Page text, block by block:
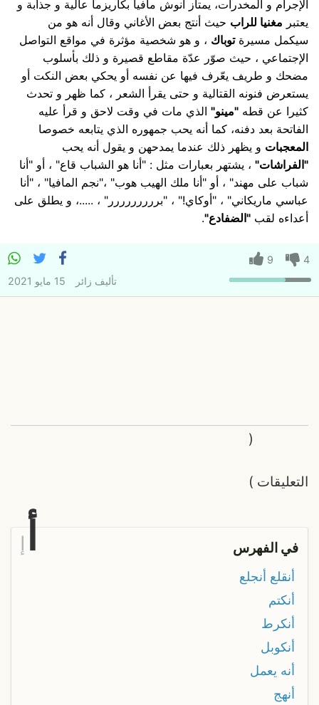
الإجرام و المخدرات، يمتاز أنوش مافيا بكاريزما عالية و جذابة و
يعتبر مغنيا للراب حيث أنتج بعض الأغاني وقال أنه هو من
سيكمل مسيرةتوباك ، و هو شخصية مؤثرة في مواقع التواصل
الإجتماعي ، حيث صوّر عدّة مقاطع قصيرة و ذلك بأسلوب
مضحك و طريف يعّرف فيها عن نفسه أو يحكي بعض النكت أو
يستعرض فنونه القتالية و حتى يقرأ الشعر ، كما ظهر و تحدث
كثيرا عن قطه "مينو" الذي مات في وقت لاحق و قرأ عليه
الفاتحة بعد دفنه، كما أنه يحب جمهوره الذي يتابعه خصوصا
المعجبات و يظهر ذلك عندما يمدحهن و يقول أنه يحب
"الفراشات" ، يشتهر بعبارات مثل : "أنا هو الشباب قاع" ، أو "أنا
شباب على مهند" ، أو "أنا ملك الهيب هوب" ،"نجم المافيا" ، "أنا
عباسي ماريكاني" ، "أوكاي!" ، "بررررررررر" ، .....، و يطلق على
أعداءه لقب "الضفادع".
4
9
تأليف زائر 15 مايو 2021
التعليقات
(
)
في الفهرس إ
أنقلع أنجلع
أنكتم
أنكرط
أنكوبل
أنه يعمل
أنهج